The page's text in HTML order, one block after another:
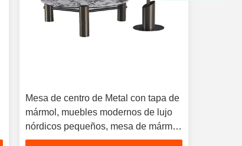
Mesa de centro de Metal con tapa de
mármol, muebles modernos de lujo
nórdicos pequeños, mesa de mármol
para sala de estar para el hogar